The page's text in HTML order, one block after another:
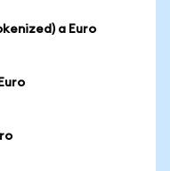
a Euro